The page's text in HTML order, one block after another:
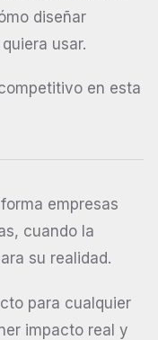
diseñar
usar.
en esta
empresas
cuando la
su realidad.
para cualquier
impacto real y